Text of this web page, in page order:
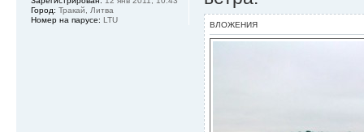
ВЛОЖЕНИЯ
Город: Тракай, Литва
Номер на парусе: LTU